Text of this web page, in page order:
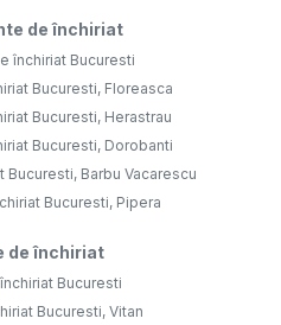
de închiriat
închiriat Bucuresti
Bucuresti, Floreasca
Bucuresti, Herastrau
Bucuresti, Dorobanti
Barbu Vacarescu
Bucuresti, Pipera
de închiriat
Bucuresti
Bucuresti, Vitan